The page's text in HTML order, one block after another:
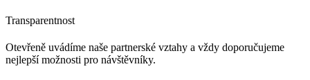
Transparentnost
Otevřeně uvádíme naše partnerské vztahy a vždy doporučujeme
nejlepší možnosti pro návštěvníky.